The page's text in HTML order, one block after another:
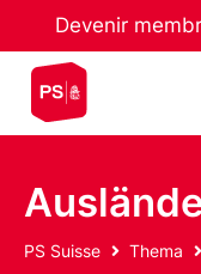
Devenir
PS Suisse Thema